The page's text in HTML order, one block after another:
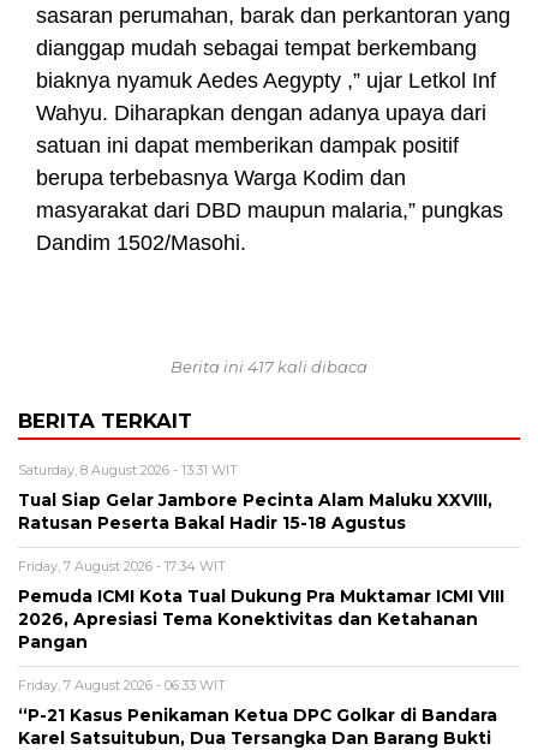
sasaran perumahan, barak dan perkantoran yang
dianggap mudah sebagai tempat berkembang
biaknya nyamuk Aedes Aegypty ,” ujar Letkol Inf
Wahyu. Diharapkan dengan adanya upaya dari
satuan ini dapat memberikan dampak positif
berupa terbebasnya Warga Kodim dan
masyarakat dari DBD maupun malaria,” pungkas
Dandim 1502/Masohi.
Berita ini 417 kali dibaca
BERITA TERKAIT
Saturday, 8 August 2026 - 13:31 WIT
Tual Siap Gelar Jambore Pecinta Alam Maluku XXVIII,
Ratusan Peserta Bakal Hadir 15-18 Agustus
Friday, 7 August 2026 - 17:34 WIT
Pemuda ICMI Kota Tual Dukung Pra Muktamar ICMI VIII
2026, Apresiasi Tema Konektivitas dan Ketahanan
Pangan
Friday, 7 August 2026 - 06:33 WIT
“P-21 Kasus Penikaman Ketua DPC Golkar di Bandara
Karel Satsuitubun, Dua Tersangka Dan Barang Bukti